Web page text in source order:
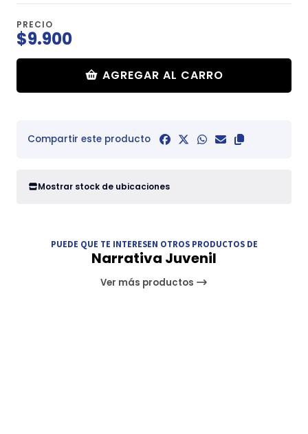
PRECIO
$9.900
AGREGAR AL CARRO
Compartir este producto
Mostrar stock de ubicaciones
PUEDE QUE TE INTERESEN OTROS PRODUCTOS DE
Narrativa Juvenil
Ver más productos